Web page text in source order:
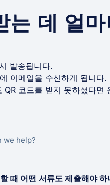
는 데 얼
발송됩니다.
이메일을 수신하게 됩니
QR 코드를 받지 못하셨다
we help?
때 어떤 서류도 제출해야 하